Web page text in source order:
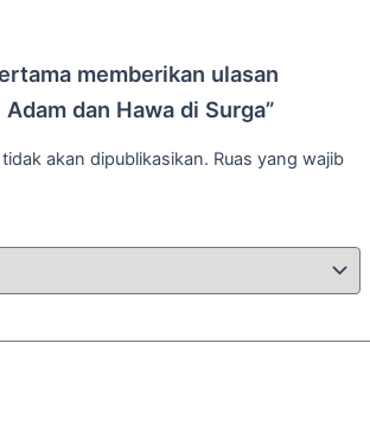
memberikan ulasan
dan Hawa di Surga”
akan dipublikasikan. Ruas yang wajib